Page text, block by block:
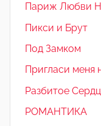
Париж Любви
Пикси и Брут
Под Замком
Пригласи меня
Разбитое
РОМАНТИКА